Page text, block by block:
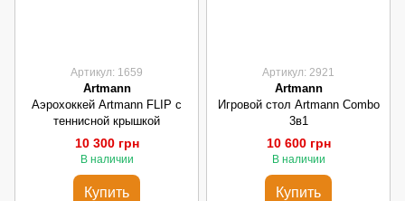
Артикул: 1659
Artmann
Аэрохоккей Artmann FLIP с
теннисной крышкой
10 300 грн
В наличии
Купить
Артикул: 2921
Artmann
Игровой стол Artmann Combo
3в1
10 600 грн
В наличии
Купить